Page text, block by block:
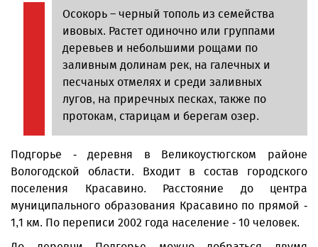
Осокорь – черный тополь из семейства
ивовых. Растет одиночно или группами
деревьев и небольшими рощами по
заливным долинам рек, на галечных и
песчаных отмелях и среди заливных
лугов, на приречных песках, также по
протокам, старицам и берегам озер.
Подгорье - деревня в Великоустюгском районе
Вологодской области. Входит в состав городского
поселения Красавино. Расстояние до центра
муниципального образования Красавино по прямой -
1,1 км. По переписи 2002 года население - 10 человек.